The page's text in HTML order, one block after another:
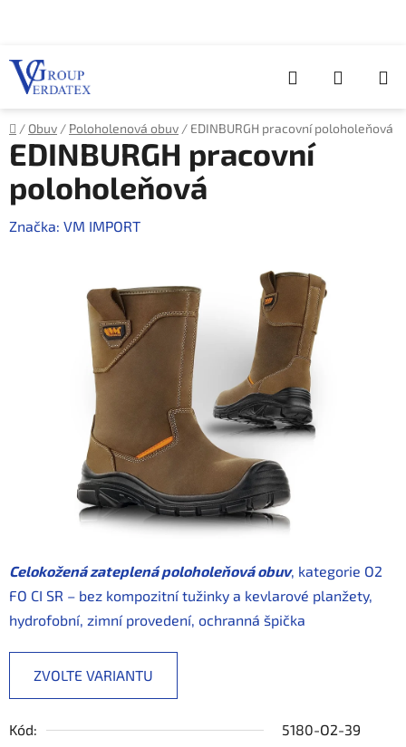
Hledat
KOŠÍK
Domů
/ Obuv / Poloholenová obuv / EDINBURGH pracovní poloholeňová
Celokožená zateplená poloholeňová obuv, kategorie O2
FO CI SR – bez kompozitní tužinky a kevlarové planžety,
hydrofobní, zimní provedení, ochranná špička
ZVOLTE VARIANTU
Kód: 5180-O2-39
EDINBURGH pracovní
poloholeňová
Značka: VM IMPORT